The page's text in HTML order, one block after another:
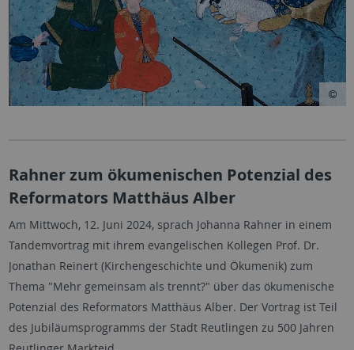
Rahner zum ökumenischen Potenzial des
Reformators Matthäus Alber
Am Mittwoch, 12. Juni 2024, sprach Johanna Rahner in einem
Tandemvortrag mit ihrem evangelischen Kollegen Prof. Dr.
Jonathan Reinert (Kirchengeschichte und Ökumenik) zum
Thema "Mehr gemeinsam als trennt?" über das ökumenische
Potenzial des Reformators Matthäus Alber. Der Vortrag ist Teil
des Jubiläumsprogramms der Stadt Reutlingen zu 500 Jahren